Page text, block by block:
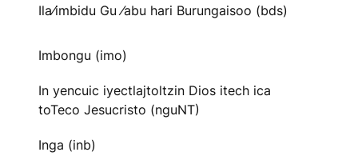
Ila⁄imbidu Gu ⁄abu hari Burungaisoo (bds)
Imbongu (imo)
In yencuic iyectlajtoltzin Dios itech ica
toTeco Jesucristo (nguNT)
Inga (inb)